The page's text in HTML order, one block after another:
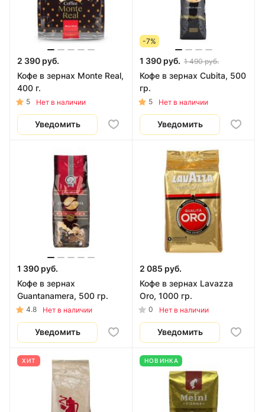
2 390 руб.
Кофе в зернах Monte Real,
400 г.
5 Нет в наличии
Уведомить
-7%
1 390 руб. 1 490 руб.
Кофе в зернах Cubita, 500
гр.
5 Нет в наличии
Уведомить
1 390 руб.
Кофе в зернах
Guantanamera, 500 гр.
4.8 Нет в наличии
Уведомить
2 085 руб.
Кофе в зернах Lavazza
Oro, 1000 гр.
0 Нет в наличии
Уведомить
ХИТ НОВИНКА